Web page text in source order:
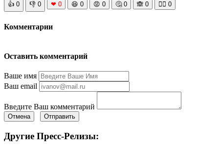
👍 0 👎 0 ❤ 0 😆 0 😡 0 🤔 0 🙈 0 🧘‍♀️ 0
Комментарии
Оставить комментарий
Ваше имя
Ваш email
Введите Ваш комментарий
Отмена Отправить
Другие Пресс-Релизы: